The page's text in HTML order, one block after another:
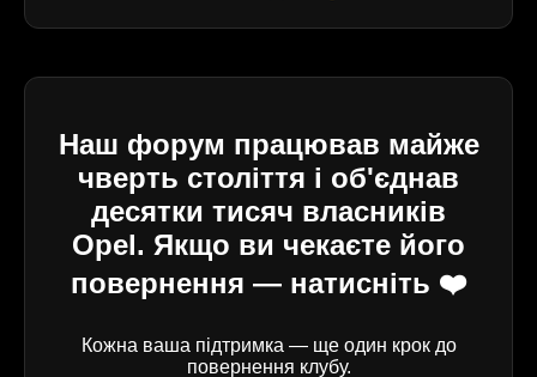
Наш форум працював майже
чверть століття і об'єднав
десятки тисяч власників
Opel. Якщо ви чекаєте його
повернення — натисніть ❤️
Кожна ваша підтримка — ще один крок до
повернення клубу.